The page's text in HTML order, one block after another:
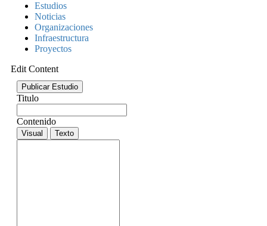
Estudios
Noticias
Organizaciones
Infraestructura
Proyectos
Edit Content
Publicar Estudio
Titulo
Contenido
Visual Texto